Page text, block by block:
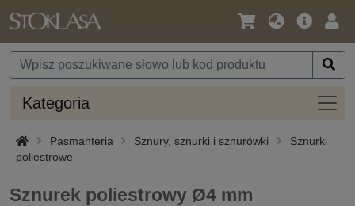
Język
Waluta
Oferta
Kategoria
Pasmanteria Sznury, sznurki i sznurówki
Sznurki
poliestrowe
Sznurek poliestrowy Ø4 mm